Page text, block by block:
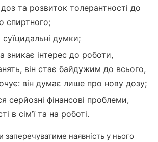
та розвиток толерантності до
спиртного;
суїцидальні думки;
зникає інтерес до роботи,
він стає байдужим до всього,
він думає лише про нову дозу;
серйозні фінансові проблеми,
в сім’ї та на роботі.
наявність у нього